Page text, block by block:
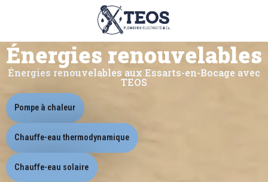
Énergies renouvelables
Énergies renouvelables aux Essarts-en-Bocage avec
TEOS
Pompe à chaleur
Chauffe-eau thermodynamique
Chauffe-eau solaire